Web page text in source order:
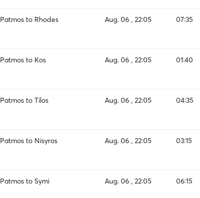
Patmos to Rhodes Aug. 06 , 22:05 07:35
Patmos to Kos Aug. 06 , 22:05 01:40
Patmos to Tilos Aug. 06 , 22:05 04:35
Patmos to Nisyros Aug. 06 , 22:05 03:15
Patmos to Symi Aug. 06 , 22:05 06:15